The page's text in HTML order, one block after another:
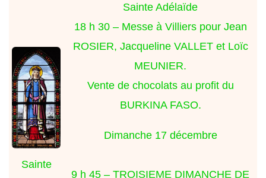
Sainte
Sainte Adélaïde
18 h 30 – Messe à Villiers pour Jean
ROSIER, Jacqueline VALLET et Loïc
MEUNIER.
Vente de chocolats au profit du
BURKINA FASO.
Dimanche 17 décembre
9 h 45 – TROISIEME DIMANCHE DE